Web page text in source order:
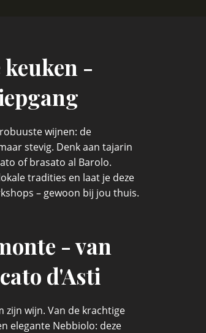
keuken -
wijnen: de
stevig. Denk aan tajarin
of brasato al Barolo.
tradities en laat je deze
– gewoon bij jou thuis.
- van
d'Asti
wijn. Van de krachtige
elegante Nebbiolo: deze